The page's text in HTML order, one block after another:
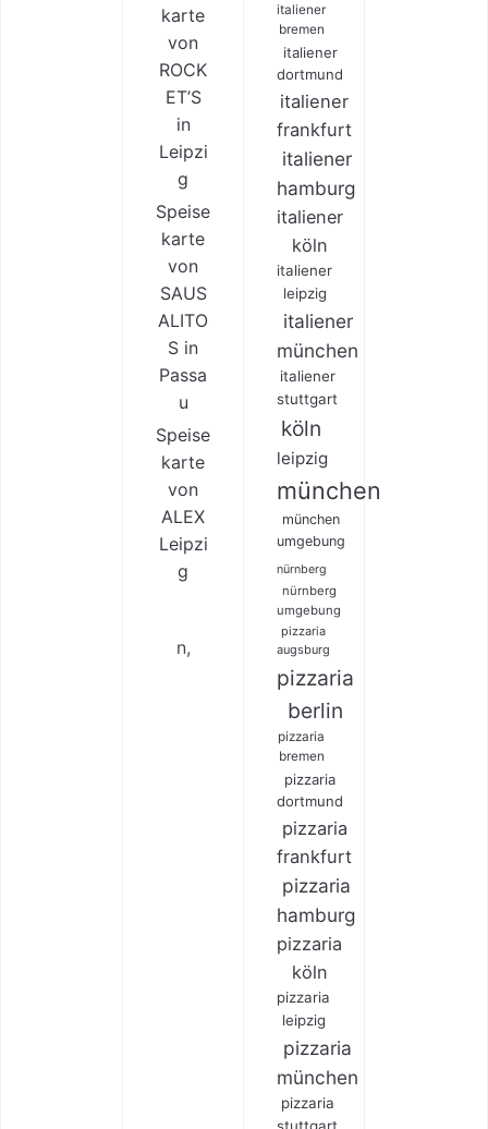
karte
von
ROCK
ET’S
in
Leipzi
g
Speise
karte
von
SAUS
ALITO
S in
Passa
u
Speise
karte
von
ALEX
Leipzi
g
n,
italiener
bremen
italiener
dortmund
italiener
frankfurt
italiener
hamburg
italiener
köln
italiener
leipzig
italiener
münchen
italiener
stuttgart
köln
leipzig
münchen
münchen
umgebung
nürnberg
nürnberg
umgebung
pizzaria
augsburg
pizzaria
berlin
pizzaria
bremen
pizzaria
dortmund
pizzaria
frankfurt
pizzaria
hamburg
pizzaria
köln
pizzaria
leipzig
pizzaria
münchen
pizzaria
stuttgart